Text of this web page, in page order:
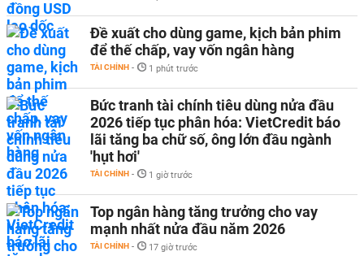
Đề xuất cho dùng game, kịch bản phim
để thế chấp, vay vốn ngân hàng
TÀI CHÍNH - 1 phút trước
Bức tranh tài chính tiêu dùng nửa đầu
2026 tiếp tục phân hóa: VietCredit báo
lãi tăng ba chữ số, ông lớn đầu ngành
'hụt hơi'
TÀI CHÍNH - 1 giờ trước
Top ngân hàng tăng trưởng cho vay
mạnh nhất nửa đầu năm 2026
TÀI CHÍNH - 17 giờ trước